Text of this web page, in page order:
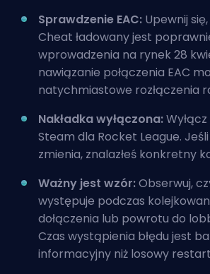
Sprawdzenie EAC: Upewnij
Cheat ładowany jest
wprowadzenia na rynek 28
nawiązanie połączenia EAC
natychmiastowe rozłączenia
Nakładka wyłączona:
Steam dla Rocket League.
zmienia, znalazłeś konkretny
Ważny jest wzór:Obserwuj,
występuje podczas
dołączenia lub powrotu do
Czas wystąpienia błędu jest
informacyjny niż losowy